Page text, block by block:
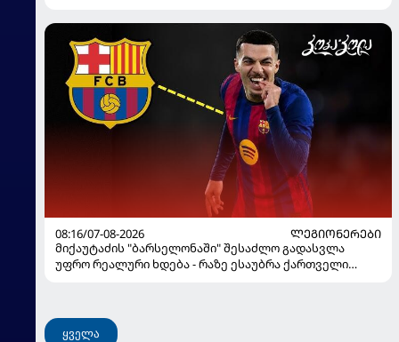
08:16/07-08-2026
ᲚᲔᲒᲘᲝᲜᲔᲠᲔᲑᲘ
მიქაუტაძის "ბარსელონაში" შესაძლო გადასვლა
უფრო რეალური ხდება - რაზე ესაუბრა ქართველი
ყველა